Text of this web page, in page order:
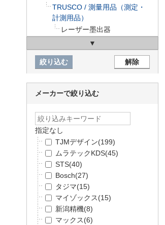
TRUSCO / 測量用品（測定・
計測用品）
レーザー墨出器
メーカーで絞り込む
指定なし
TJMデザイン(199)
ムラテックKDS(45)
STS(40)
Bosch(27)
タジマ(15)
マイゾックス(15)
新潟精機(8)
マックス(6)